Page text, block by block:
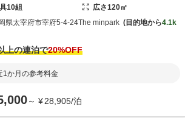
10組 広さ120㎡
県太宰府市宰府5-4-24The minpark 目的地から4.1k
上の連泊で20%OFF
1か月の参考料金
～ ¥28,905/泊